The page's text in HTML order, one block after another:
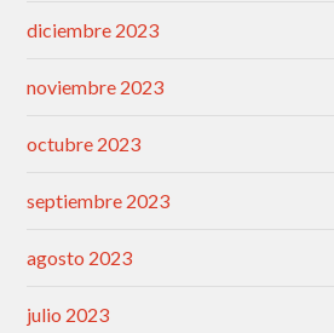
diciembre 2023
noviembre 2023
octubre 2023
septiembre 2023
agosto 2023
julio 2023